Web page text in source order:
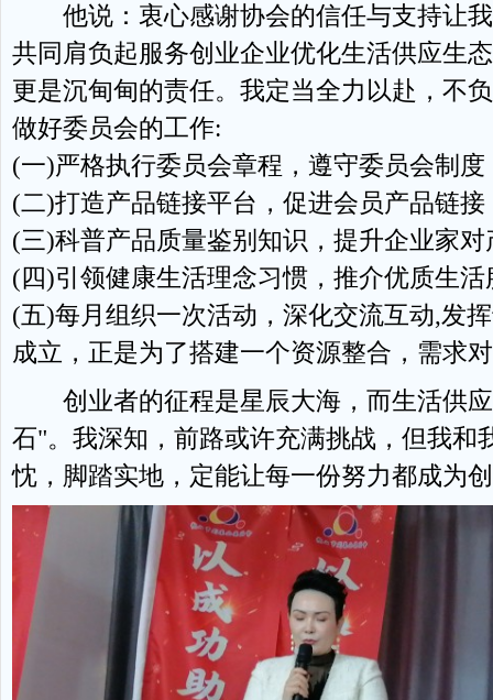
他说：衷心感谢协会的信任与支持让我
共同肩负起服务创业企业优化生活供应生
更是沉甸甸的责任。我定当全力以赴，不
做好委员会的工作:
(一)严格执行委员会章程，遵守委员会制度
(二)打造产品链接平台，促进会员产品链
(三)科普产品质量鉴别知识，提升企业家
(四)引领健康生活理念习惯，推介优质生活
(五)每月组织一次活动，深化交流互动,发
成立，正是为了搭建一个资源整合，需求
创业者的征程是星辰大海，而生活供应
石"。我深知，前路或许充满挑战，但我和
忱，脚踏实地，定能让每一份努力都成为